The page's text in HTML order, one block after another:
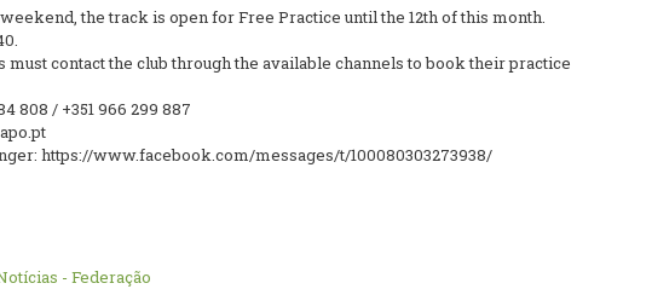
the track is open for Free Practice until the 12th of this month.
contact the club through the available channels to book their practice
808 / +351 966 299 887
https://www.facebook.com/messages/t/100080303273938/
- Federação